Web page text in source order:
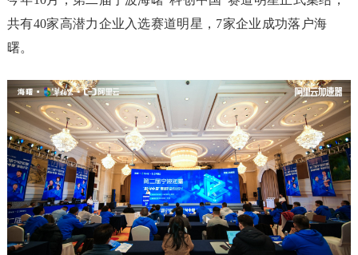
共有40家高潜力企业入选赛道明星，7家企业成功落户海
曙。